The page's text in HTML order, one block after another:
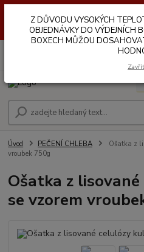
VÝDEJNÍCH BOXŮ. TEPLOTA V
OPRAVDU
Úvod PEČENÍ CHLEBA
Ošatka z
vroubek 750g
Ošatka z
se vzorem
Z DŮVODU VYSOKÝCH
OBJEDNÁVKY DO VÝDEJNÍCH
BOXECH MŮŽOU
Zavřít